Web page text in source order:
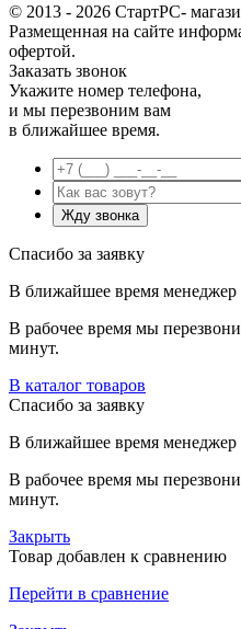
© 2013 - 2026 СтартРС-
Размещенная на сайте
офертой.
Заказать звонок
Укажите номер телефона,
и мы перезвоним вам
в ближайшее время.
Спасибо за заявку
В ближайшее время менеджер
В рабочее время мы
минут.
В каталог товаров
Спасибо за заявку
В ближайшее время менеджер
В рабочее время мы
минут.
Закрыть
Товар добавлен к сравнению
Перейти в сравнение